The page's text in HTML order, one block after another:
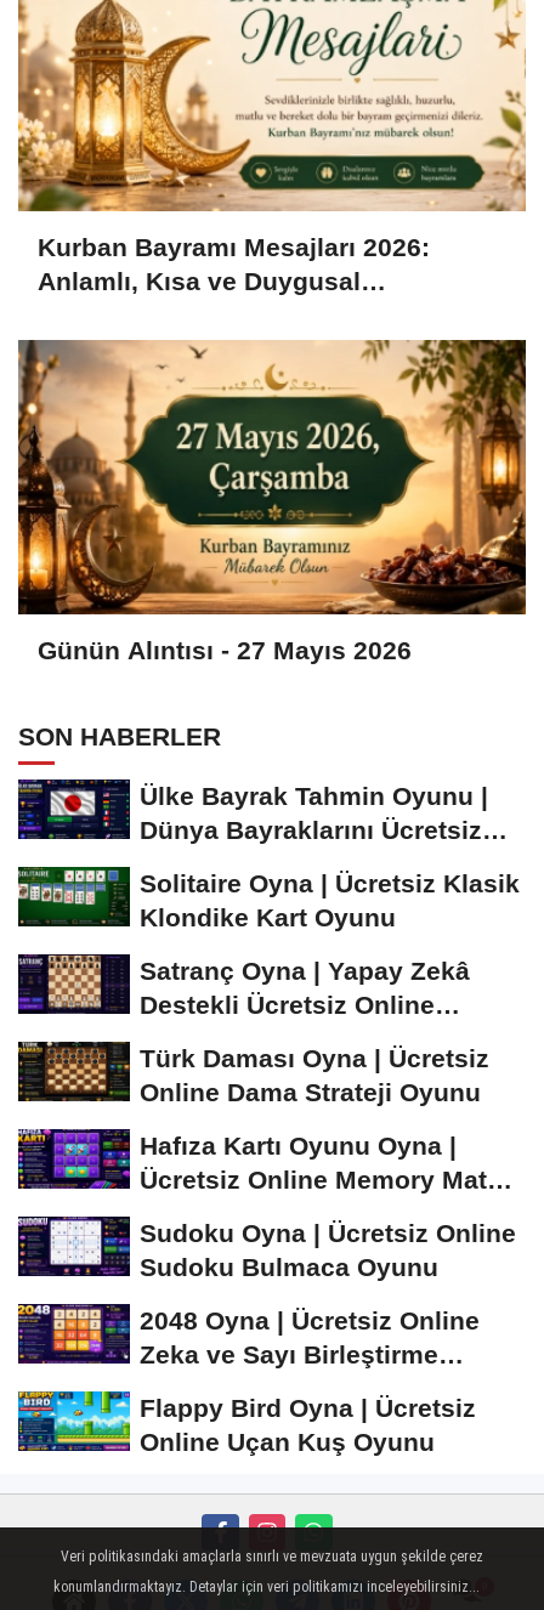
Kurban Bayramı Mesajları 2026:
Anlamlı, Kısa ve Duygusal
Günün Alıntısı - 27 Mayıs 2026
SON HABERLER
Ülke Bayrak Tahmin Oyunu |
Dünya Bayraklarını Ücretsiz
Solitaire Oyna | Ücretsiz Klasik
Klondike Kart Oyunu
Satranç Oyna | Yapay Zekâ
Destekli Ücretsiz Online
Türk Daması Oyna | Ücretsiz
Online Dama Strateji Oyunu
Hafıza Kartı Oyunu Oyna |
Ücretsiz Online Memory Match
Sudoku Oyna | Ücretsiz Online
Sudoku Bulmaca Oyunu
2048 Oyna | Ücretsiz Online
Zeka ve Sayı Birleştirme
Flappy Bird Oyna | Ücretsiz
Online Uçan Kuş Oyunu
Künye İletişim Çerez Politikası Gizlilik İlkeleri
Veri politikasındaki amaçlarla sınırlı ve mevzuata uygun şekilde çerez
konumlandırmaktayız. Detaylar için veri politikamızı inceleyebilirsiniz...